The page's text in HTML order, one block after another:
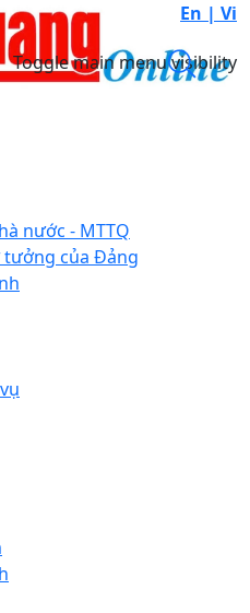
En | Vi
Toggle main menu visibility
nước - MTTQ
tưởng của Đảng